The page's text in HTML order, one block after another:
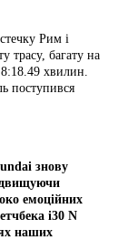
Рим і
трасу, багату на
хвилин.
поступився
знову
емоційних
i30 N
наших